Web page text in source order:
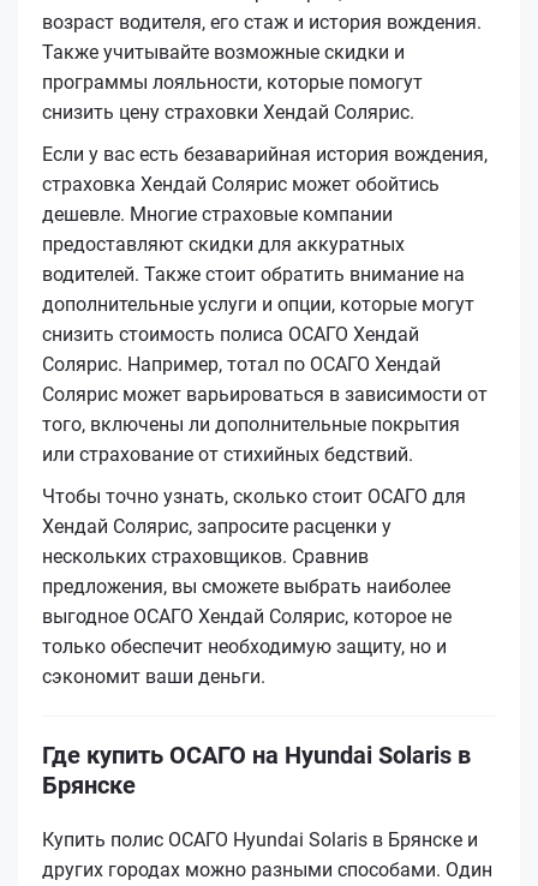
возраст водителя, его стаж и история вождения.
Также учитывайте возможные скидки и
программы лояльности, которые помогут
снизить цену страховки Хендай Солярис.
Если у вас есть безаварийная история вождения,
страховка Хендай Солярис может обойтись
дешевле. Многие страховые компании
предоставляют скидки для аккуратных
водителей. Также стоит обратить внимание на
дополнительные услуги и опции, которые могут
снизить стоимость полиса ОСАГО Хендай
Солярис. Например, тотал по ОСАГО Хендай
Солярис может варьироваться в зависимости от
того, включены ли дополнительные покрытия
или страхование от стихийных бедствий.
Чтобы точно узнать, сколько стоит ОСАГО для
Хендай Солярис, запросите расценки у
нескольких страховщиков. Сравнив
предложения, вы сможете выбрать наиболее
выгодное ОСАГО Хендай Солярис, которое не
только обеспечит необходимую защиту, но и
сэкономит ваши деньги.
Где купить ОСАГО на Hyundai Solaris в
Брянске
Купить полис ОСАГО Hyundai Solaris в Брянске и
других городах можно разными способами. Один